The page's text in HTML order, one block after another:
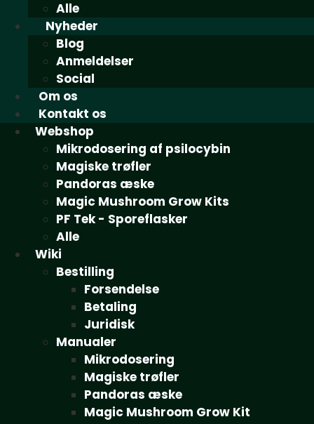
Alle
Nyheder
Blog
Anmeldelser
Social
Om os
Kontakt os
Webshop
Mikrodosering af psilocybin
Magiske trøfler
Pandoras æske
Magic Mushroom Grow Kits
PF Tek - Sporeflasker
Alle
Wiki
Bestilling
Forsendelse
Betaling
Juridisk
Manualer
Mikrodosering
Magiske trøfler
Pandoras æske
Magic Mushroom Grow Kit